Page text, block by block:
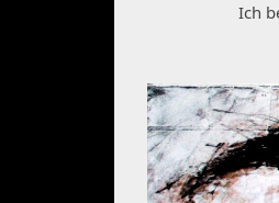
Ich